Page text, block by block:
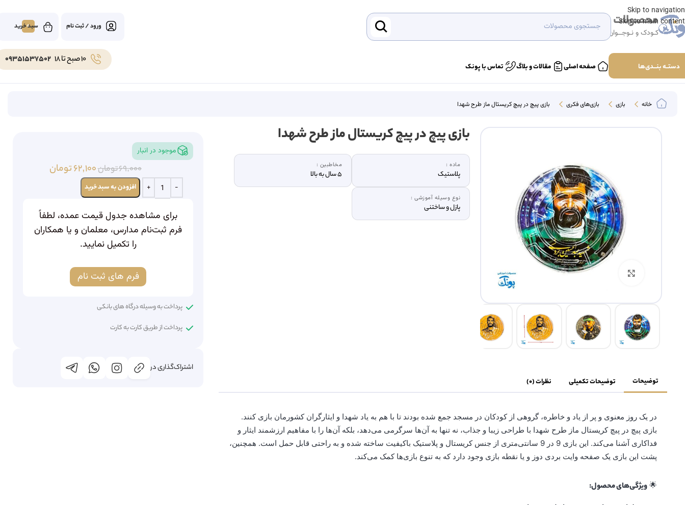
Skip to navigation
Skip to main content
محصولات
کـودک و نـوجــوان
ورود / ثبت نام 0
دستــه بنـــدی‌ها صفحه اصلی مقالات و بلاگ تماس با پونک
10 صبح تا 18 09351537502
خانه بازی بازی‌های فکری بازی پیچ در پیچ کریستال ماز طرح شهدا
بزرگنمایی تصویر
بازی پیچ در پیچ کریستال ماز طرح شهدا
ماده :
پلاستیک
مخاطبین :
5 سال به بالا
نوع وسیله آموزشی :
پازل و ساختنی
توضیحات توضیحات تکمیلی نظرات (0)
در یک روز معنوی و پر از یاد و خاطره، گروهی از کودکان در مسجد جمع شده بودند تا با هم به یاد شهدا و ایثارگران کشورمان بازی کنند.
بازی پیچ در پیچ کریستال ماز طرح شهدا با طراحی زیبا و جذاب، نه تنها به آن‌ها سرگرمی می‌دهد، بلکه آن‌ها را با مفاهیم ارزشمند ایثار و
فداکاری آشنا می‌کند. این بازی 9 در 9 سانتی‌متری از جنس کریستال و پلاستیک باکیفیت ساخته شده و به راحتی قابل حمل است. همچنین،
پشت این بازی یک صفحه وایت بردی دوز و یا نقطه بازی وجود دارد که به تنوع بازی‌ها کمک می‌کند.
🌟 ویژگی‌های محصول:
موجود در انبار
۶۹,۰۰۰تومان۶۲,۱۰۰تومان
افزودن به سبد خرید
برای مشاهده جدول قیمت عمده، لطفاً
فرم ثبت‌نام مدارس، معلمان و یا همکاران
را تکمیل نمایید.
فرم های ثبت نام
پرداخت به وسیله درگاه های بانکی
پرداخت از طریق کارت به کارت
اشتراک‌گذاری در